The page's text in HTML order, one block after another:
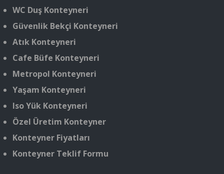
WC Duş Konteyneri
Güvenlik Bekçi Konteyneri
Atık Konteyneri
Cafe Büfe Konteyneri
Metropol Konteyneri
Yaşam Konteyneri
Iso Yük Konteyneri
Özel Üretim Konteyner
Konteyner Fiyatları
Konteyner Teklif Formu